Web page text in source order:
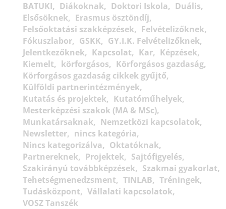
BATUKI
Diákoknak Doktori Iskola
Duális
Elsősöknek
Erasmus ösztöndíj
Felsőoktatási szakképzések
Felvételizőknek
Fókuszlabor
GSKK
GY.I.K. Felvételizőknek
Jelentkezőknek
Kapcsolat Kar
Képzések
Kiemelt
körforgásos
Körforgásos gazdaság
Körforgásos gazdaság cikkek gyűjtő
Külföldi partnerintézmények
Kutatás és projektek
Kutatóműhelyek
Mesterképzési szakok (MA & MSc)
Munkatársaknak
Nemzetközi kapcsolatok
Newsletter
nincs kategória
Nincs kategorizálva
Oktatóknak
Partnereknek
Projektek
Sajtófigyelés
Szakirányú továbbképzések
Szakmai gyakorlat
Tehetségmenedzsment
TINLAB
Tréningek
Tudásközpont
Vállalati kapcsolatok
VOSZ Tanszék